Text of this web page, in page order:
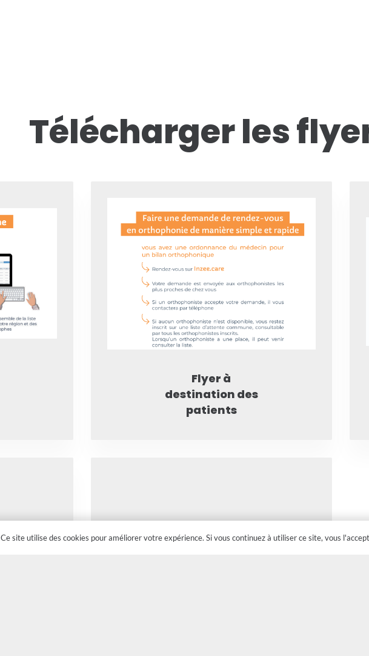
Télécharger les
Flyer à
destination des
patients
Ce site utilise des cookies pour améliorer votre expérience. Si vous continuez à utiliser ce site, vous